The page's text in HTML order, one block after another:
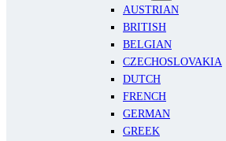
AUSTRIAN
BRITISH
BELGIAN
CZECHOSLOVAKIA
DUTCH
FRENCH
GERMAN
GREEK